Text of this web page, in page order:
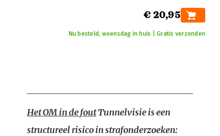
€ 20,95
Nu besteld, woensdag in huis | Gratis verzonden
Het OM in de foutTunnelvisie is een
structureel risico in strafonderzoeken: